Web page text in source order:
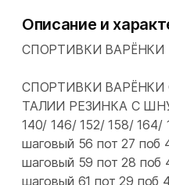
Описание и
СПОРТИВКИ ВАРЁНКИ
СПОРТИВКИ
ТАЛИИ РЕЗИНКА С
140/ 146/ 152/ 158/ 164/
шаговый 56 пот 27 поб
шаговый 59 пот 28 поб
шаговый 61 пот 29 поб